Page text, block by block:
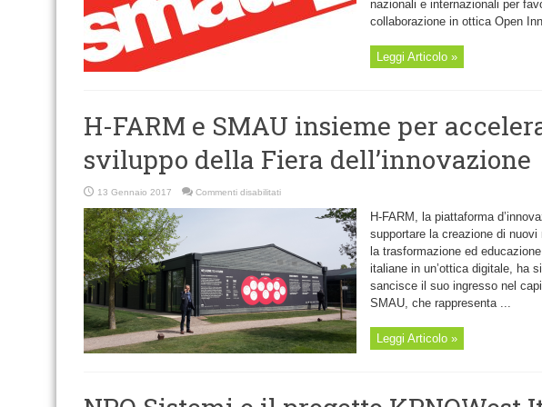
26
ottobre
nazionali e internazionali per
collaborazione in ottica Open
Leggi Articolo »
H-FARM e SMAU insieme per
sviluppo della Fiera dell’innovazione
13 Gennaio 2017 Commenti disabilitatisu
FARM
per
accelerare
lo
sviluppo
della
Fiera
dell’innovazione
H-FARM, la piattaforma
supportare la creazione di nuovi
la trasformazione ed
italiane in un’ottica digitale, ha
sancisce il suo ingresso nel
SMAU, che rappresenta ...
Leggi Articolo »